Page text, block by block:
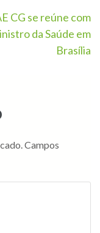
CG se reúne com
da Saúde em
Brasília
Campos